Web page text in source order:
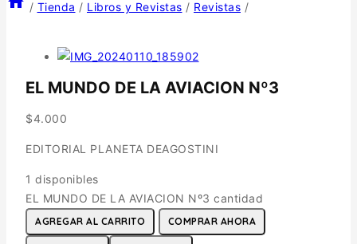
/ Tienda / Libros y Revistas / Revistas /
EL MUNDO DE LA AVIACION Nº3
$4.000
EDITORIAL PLANETA DEAGOSTINI
1 disponibles
EL MUNDO DE LA AVIACION Nº3 cantidad
AGREGAR AL CARRITO COMPRAR AHORA